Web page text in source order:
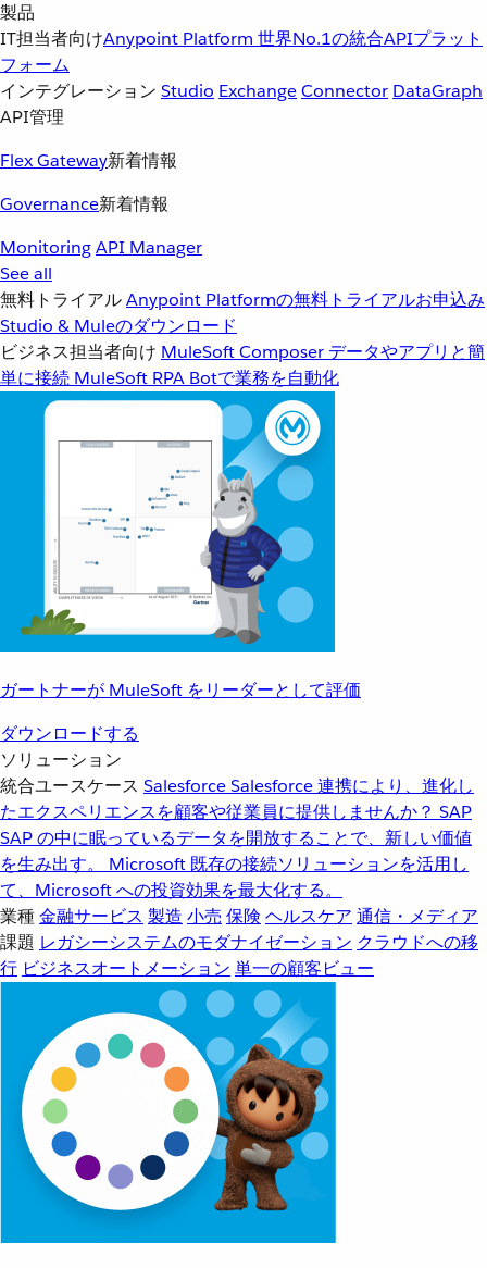
製品
IT担当者向けAnypoint Platform 世界No.1の統合APIプラット
フォーム
インテグレーション Studio ExchangeConnector DataGraph
API管理
Flex Gateway新着情報
Governance新着情報
MonitoringAPI Manager
See all
無料トライアルAnypoint Platformの無料トライアルお申込み
Studio & Muleのダウンロード
ビジネス担当者向け MuleSoft Composer データやアプリと簡
単に接続 MuleSoft RPA Botで業務を自動化
ガートナーが MuleSoft をリーダーとして評価
ダウンロードする
ソリューション
統合ユースケース SalesforceSalesforce 連携により、進化し
たエクスペリエンスを顧客や従業員に提供しませんか？ SAP
SAP の中に眠っているデータを開放することで、新しい価値
を生み出す。
Microsoft 既存の接続ソリューションを活用し
て、Microsoft への投資効果を最大化する。
業種金融サービス 製造 小売 保険 ヘルスケア 通信・メディア
課題 レガシーシステムのモダナイゼーション クラウドへの移
行 ビジネスオートメーション 単一の顧客ビュー